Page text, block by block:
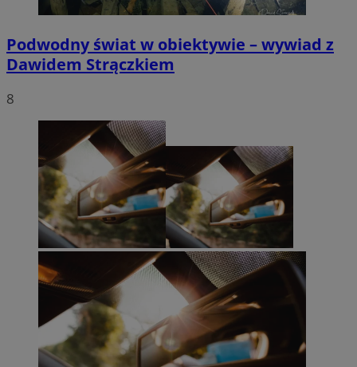
Podwodny świat w obiektywie – wywiad z
Dawidem Strączkiem
8